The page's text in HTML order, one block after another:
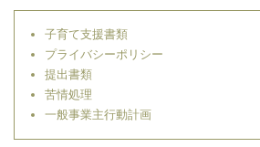
子育て支援書類
プライバシーポリシー
提出書類
苦情処理
一般事業主行動計画